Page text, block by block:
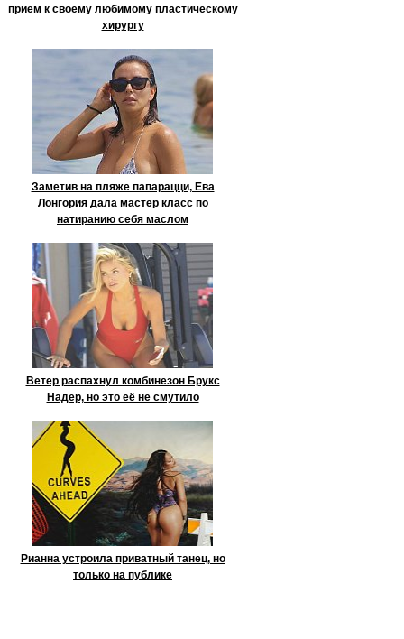
прием к своему любимому пластическому
хирургу
Заметив на пляже папарацци, Ева
Лонгория дала мастер класс по
натиранию себя маслом
Ветер распахнул комбинезон Брукс
Надер, но это её не смутило
Рианна устроила приватный танец, но
только на публике